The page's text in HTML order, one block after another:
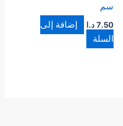
سم
7.50د.ا
إضافة إلى
السلة